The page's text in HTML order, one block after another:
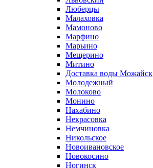
Люберцы
Малаховка
Мамоново
Марфино
Марьино
Мещерино
Митино
Доставка воды Можайск
Молодежный
Молоково
Монино
Нахабино
Некрасовка
Немчиновка
Никольское
Новоивановское
Новокосино
Ногинск